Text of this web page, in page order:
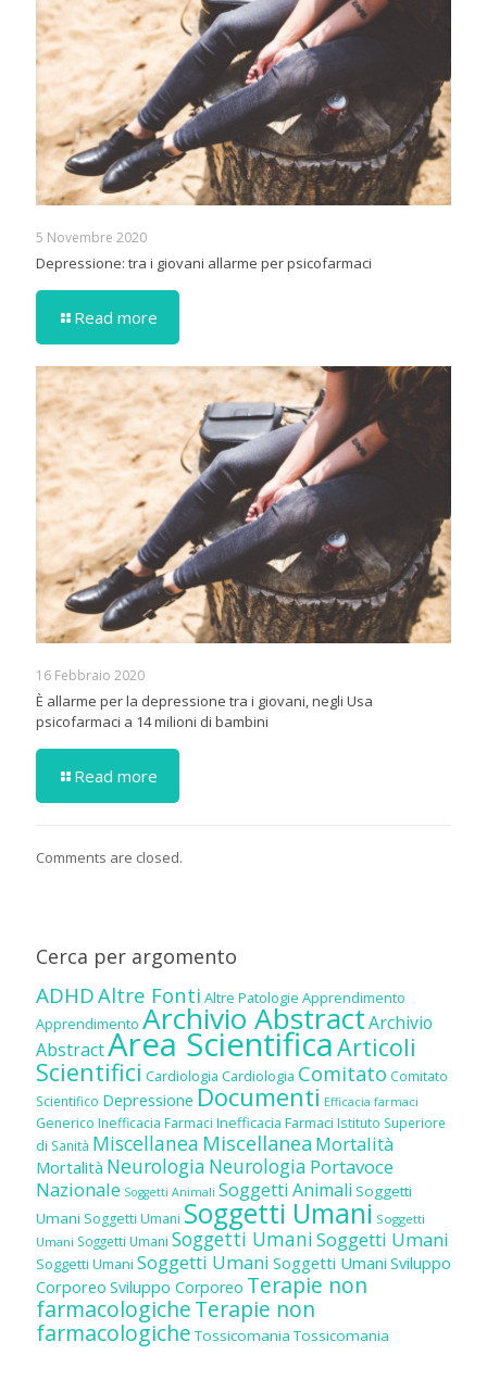
5 Novembre 2020
Depressione: tra i giovani allarme per psicofarmaci
Read more
16 Febbraio 2020
È allarme per la depressione tra i giovani, negli Usa
psicofarmaci a 14 milioni di bambini
Read more
Comments are closed.
Cerca per argomento
ADHDAltre Fonti Altre Patologie Apprendimento
Apprendimento Archivio AbstractArchivio
AbstractArea ScientificaArticoli
Scientifici Cardiologia Cardiologia Comitato Comitato
Scientifico Depressione Documenti Efficacia farmaci
Generico Inefficacia Farmaci Inefficacia Farmaci Istituto Superiore
di Sanità Miscellanea Miscellanea Mortalità
Mortalità Neurologia Neurologia Portavoce
Nazionale Soggetti Animali Soggetti Animali Soggetti
Umani Soggetti Umani Soggetti Umani Soggetti
Umani Soggetti Umani Soggetti UmaniSoggetti Umani
Soggetti Umani Soggetti Umani Soggetti Umani Sviluppo
Corporeo Sviluppo Corporeo Terapie non
farmacologicheTerapie non
farmacologiche Tossicomania Tossicomania